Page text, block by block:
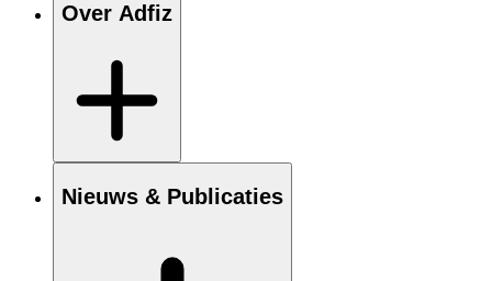
Over Adfiz
Nieuws & Publicaties